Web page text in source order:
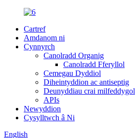
Cartref
Amdanom ni
Cynnyrch
Canolradd Organig
Canolradd Fferyllol
Cemegau Dyddiol
Diheintyddion ac antiseptig
Deunyddiau crai milfeddygol
APIs
Newyddion
Cysylltwch â Ni
English